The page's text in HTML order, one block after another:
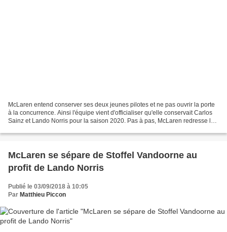
McLaren entend conserver ses deux jeunes pilotes et ne pas ouvrir la porte
à la concurrence. Ainsi l'équipe vient d'officialiser qu'elle conservait Carlos
Sainz et Lando Norris pour la saison 2020. Pas à pas, McLaren redresse la
McLaren se sépare de Stoffel Vandoorne au
profit de Lando Norris
Publié le 03/09/2018 à 10:05
Par Matthieu Piccon